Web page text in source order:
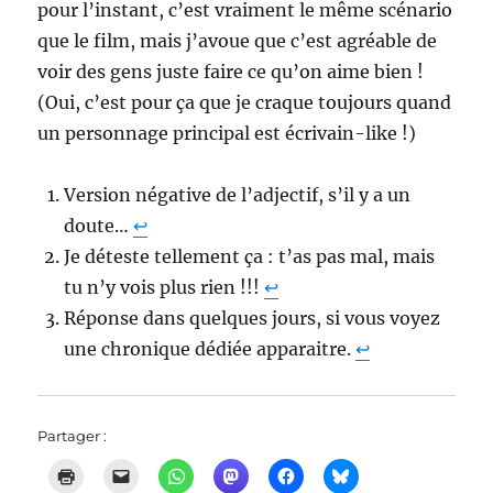
pour l’instant, c’est vraiment le même scénario
que le film, mais j’avoue que c’est agréable de
voir des gens juste faire ce qu’on aime bien !
(Oui, c’est pour ça que je craque toujours quand
un personnage principal est écrivain-like !)
Version négative de l’adjectif, s’il y a un
doute…↩︎
Je déteste tellement ça : t’as pas mal, mais
tu n’y vois plus rien !!!↩︎
Réponse dans quelques jours, si vous voyez
une chronique dédiée apparaitre.↩︎
Partager :